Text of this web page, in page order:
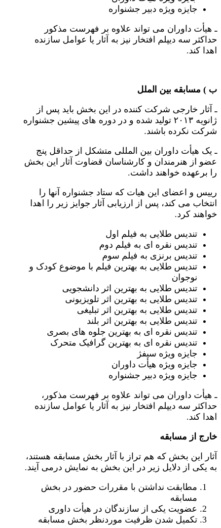
جایزه ویژه دبیر جشنواره
ـ هیأت داوران می تواند علاوه بر فهرست مذکور
حداکثر سه دیپلم افتخار نیز به آثار یا عوامل سازنده
اهدا کند.
ب ) مسابقه بین الملل
ـ آثار خارجی شرکت کننده در این بخش باید پس از
ژانویه ۲۰۱۳ تولید شده و در دوره های پیشین جشنواره
شرکت نکرده باشند.
ـ یک هیأت داوران بین المللی متشکل از حداقل پنج
عضو از هنرمندان و کارشناسان قضاوت آثار این بخش
را برعهده خواهند داشت.
رییس و اعضای این هیات که ستاد جشنواره آنها را
انتخاب می کند، پس از ارزیابی آثار جوایز زیر را اهدا
خواهند کرد.
تندیس طلایی به فیلم اول
تندیس نقره ای به فیلم دوم
تندیس برنزی به فیلم سوم
تندیس طلایی به بهترین فیلم با موضوع کودک و
نوجوان
تندیس طلایی به بهترین اثر دانشجویی
تندیس طلایی به بهترین اثر تلویزیونی
تندیس طلایی به بهترین اثر تبلیغی
تندیس طلایی به بهترین اثر بلند
تندیس نقره ای به بهترین جلوه های بصری
تندیس نقره ای به بهترین گرافیک متحرک
جایزه ویژه سیفژ
جایزه ویژه هیأت داوران
جایزه ویژه دبیر جشنواره
ـ هیأت داوران می تواند علاوه بر فهرست مذکور،
حداکثر سه دیپلم افتخار نیز به آثار یا عوامل سازنده
اهدا کند.
خارج از مسابقه
آثار این بخش که هم تراز با آثار بخش مسابقه هستند،
به یکی از دلایل زیر در این بخش به نمایش درمی آیند.
مطابقت نداشتن با مقررات حضور در بخش
مسابقه
عضویت یکی از سازندگان در هیأت داوری
تکمیل شدن ظرفیت موردنظر بخش مسابقه